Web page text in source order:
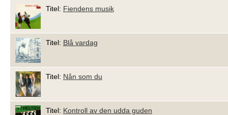
Titel: Fiendens musik
Titel: Blå vardag
Titel: Nån som du
Titel: Kontroll av den udda guden